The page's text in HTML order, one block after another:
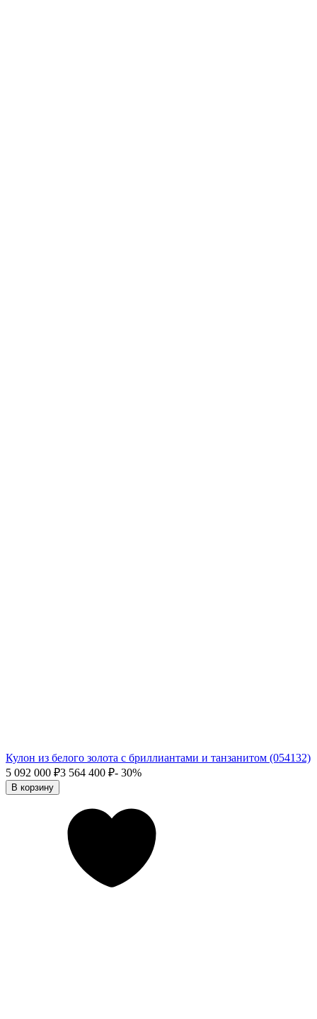
Кулон из белого золота с бриллиантами и танзанитом (054132)
5 092 000 ₽3 564 400 ₽- 30%
В корзину